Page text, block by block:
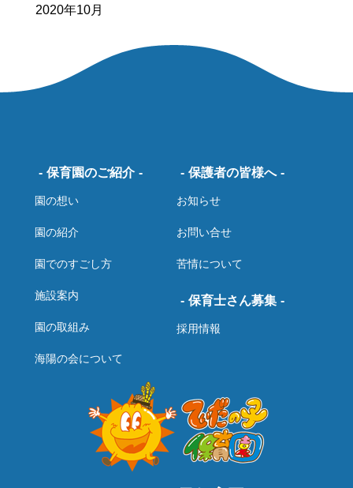
2020年10月
保育園のご紹介
園の想い
園の紹介
園でのすごし方
施設案内
園の取組み
海陽の会について
保護者の皆様へ
お知らせ
お問い合せ
苦情について
保育士さん募集
採用情報